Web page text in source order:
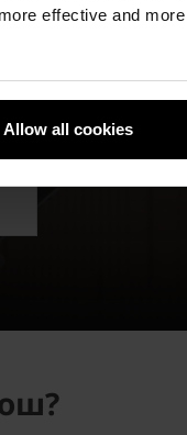
effective and more
Allow all cookies